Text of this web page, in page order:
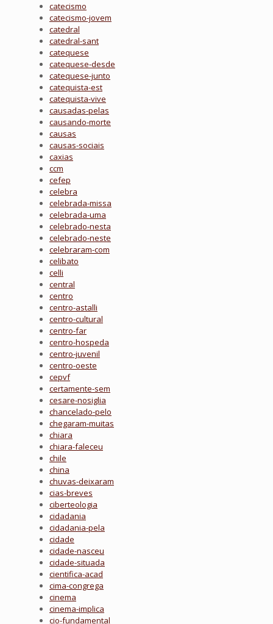
catecismo
catecismo-jovem
catedral
catedral-sant
catequese
catequese-desde
catequese-junto
catequista-est
catequista-vive
causadas-pelas
causando-morte
causas
causas-sociais
caxias
ccm
cefep
celebra
celebrada-missa
celebrada-uma
celebrado-nesta
celebrado-neste
celebraram-com
celibato
celli
central
centro
centro-astalli
centro-cultural
centro-far
centro-hospeda
centro-juvenil
centro-oeste
cepvf
certamente-sem
cesare-nosiglia
chancelado-pelo
chegaram-muitas
chiara
chiara-faleceu
chile
china
chuvas-deixaram
cias-breves
ciberteologia
cidadania
cidadania-pela
cidade
cidade-nasceu
cidade-situada
cientifica-acad
cima-congrega
cinema
cinema-implica
cio-fundamental